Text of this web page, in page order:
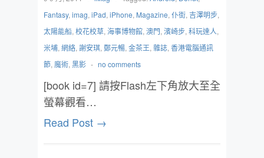
Fantasy, imag, iPad, iPhone, Magazine, 仆街, 吉澤明步,
太陽能船, 校花校草, 海事博物館, 澳門, 濱崎步, 科玩達人,
米埔, 網絡, 謝安琪, 鄭元暢, 金茶王, 雜誌, 香港電腦通訊
節, 魔術, 黑影 - no comments
[book id=7] 請按Flash左下角放大至全
螢幕觀看…
Read Post →